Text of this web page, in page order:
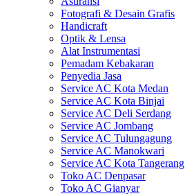
Fotografi & Desain Grafis
Handicraft
Optik & Lensa
Alat Instrumentasi
Pemadam Kebakaran
Penyedia Jasa
Service AC Kota Medan
Service AC Kota Binjai
Service AC Deli Serdang
Service AC Jombang
Service AC Tulungagung
Service AC Manokwari
Service AC Kota Tangerang
Toko AC Denpasar
Toko AC Gianyar